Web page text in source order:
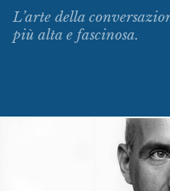
L’arte della
più alta e fascinosa.